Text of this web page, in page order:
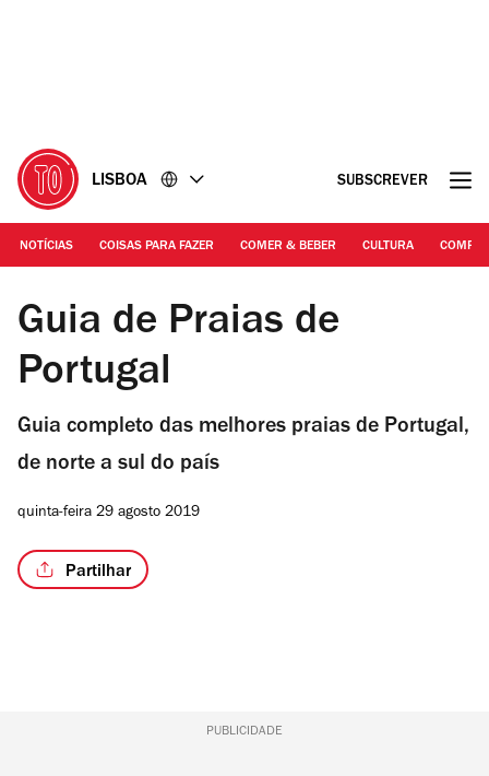
LISBOA SUBSCREVER
NOTÍCIAS COISAS PARA FAZER COMER & BEBER CULTURA
Fotografia: Arlindo Camacho | Praia da Samoqueira
Guia de Praias de
Portugal
Guia completo das melhores praias de Portugal,
de norte a sul do país
quinta-feira 29 agosto 2019
Partilhar
PUBLICIDADE